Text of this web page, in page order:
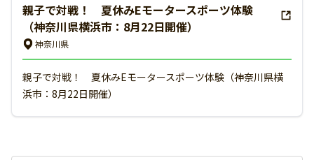
親子で対戦！ 夏休みEモータースポーツ体験
（神奈川県横浜市：8月22日開催）
神奈川県
親子で対戦！ 夏休みEモータースポーツ体験（神奈川県横
浜市：8月22日開催）